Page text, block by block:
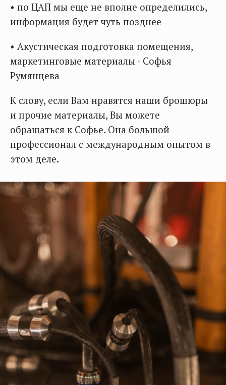
• по ЦАП мы еще не вполне определились,
информация будет чуть позднее
• Акустическая подготовка помещения,
маркетинговые материалы - Софья
Румянцева
К слову, если Вам нравятся наши брошюры
и прочие материалы, Вы можете
обращаться к Софье. Она большой
профессионал с международным опытом в
этом деле.